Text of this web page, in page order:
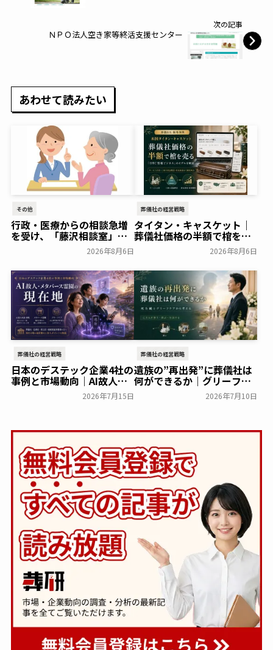
次の記事
ＮＰＯ法人空き家等終活支援センター
あわせて読みたい
その他
行政・医療からの相談急増
を受け、「藤沢相談室」を
開設～アドバンスライフプ
2026年8月6日
葬儀社の経営戦略
タイタン・キャスケット｜
葬儀社価格の半額で棺を売
る「DTC型棺ビジネス」の
2026年8月6日
葬儀社の経営戦略
日本のデステック企業4社の
事例と市場動向｜AI故人・
メタバース霊園の現在地
2026年7月15日
葬儀社の経営戦略
遺族の”再出発”に葬儀社は
何ができるか｜グリーフケ
アから読み解く故人との向
2026年7月10日